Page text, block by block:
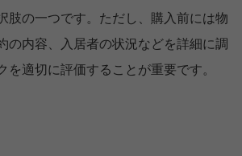
肢の一つです。ただし、購入前には物
の内容、入居者の状況などを詳細に調
を適切に評価することが重要です。